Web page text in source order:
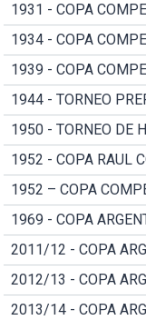
1931 - COPA
1934 - COPA
1939 - COPA
1944 - TORNEO
1950 - TORNEO DE
1952 - COPA RAUL
1952 – COPA
1969 - COPA
2011/12 - COPA
2012/13 - COPA
2013/14 - COPA